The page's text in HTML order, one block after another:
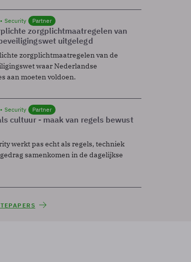
Security Partner
zorgplichtmaatregelen van
uitgelegd
zorgplichtmaatregelen van de
waar Nederlandse
aan moeten voldoen.
Security Partner
cultuur - maak van regels bewust
werkt pas echt als regels, techniek
samenkomen in de dagelijkse